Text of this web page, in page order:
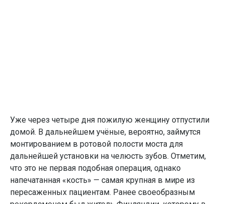
Уже через четыре дня пожилую женщину отпустили
домой. В дальнейшем учёные, вероятно, займутся
монтированием в ротовой полости моста для
дальнейшей установки на челюсть зубов. Отметим,
что это не первая подобная операция, однако
напечатанная «кость» — самая крупная в мире из
пересаженных пациентам. Ранее своеобразным